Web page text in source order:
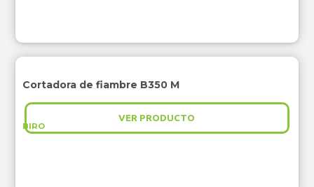
BIRO
Cortadora de fiambre B350 M
VER PRODUCTO